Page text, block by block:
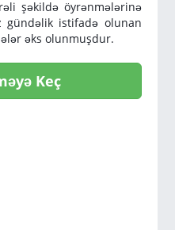
şəkildə öyrənmələrinə
gündəlik istifadə olunan
əks olunmuşdur.
Keç